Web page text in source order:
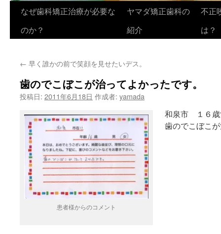
ン
ン
ツ
へ
なぜ歯科矯正治療が必要な
のか？
ヤマダ矯正歯科の
紹介
不正
は？
← 早く誰かの前で笑顔を見せたいデス。
歯のでこぼこが治ってよかったです。
投稿日: 2011年6月18日 作成者: yamada
患者様からのコメント
和泉市 １６歳
歯のでこぼこ